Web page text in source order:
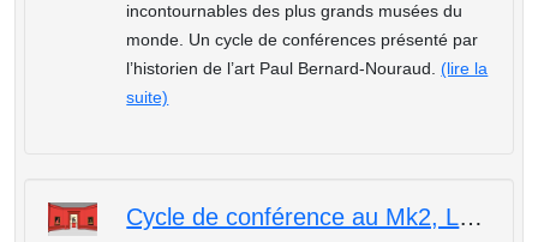
incontournables des plus grands musées du
monde. Un cycle de conférences présenté par
l’historien de l’art Paul Bernard-Nouraud.(lire la
suite)
Cycle de conférence au Mk2, Les plus beaux musées du monde : Le Louvre de Paris